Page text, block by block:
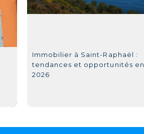
Immobilier à Saint-Raphaël :
tendances et opportunités en
2026